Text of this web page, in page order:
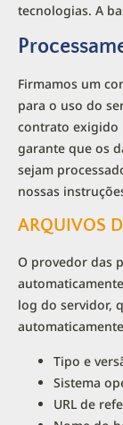
tecnologias. A
Firmamos um
para o uso do
contrato exigido
garante que os
sejam
nossas
ARQUIVOS
O provedor das
log do servidor,
Tipo e
Sistema
URL de